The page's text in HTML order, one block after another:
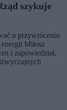
szykuje
o przywróceniu
Miłosz
i zapowiedział,